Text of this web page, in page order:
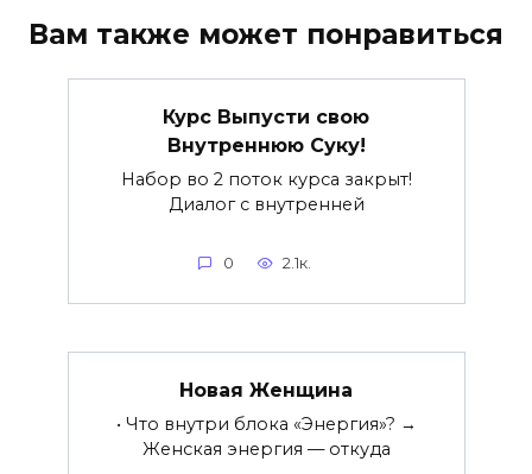
Вам также может понравиться
Курс Выпусти свою
Внутреннюю Суку!
Набор во 2 поток курса закрыт!
Диалог с внутренней
0 2.1к.
Новая Женщина
• Что внутри блока «Энергия»? →
Женская энергия — откуда